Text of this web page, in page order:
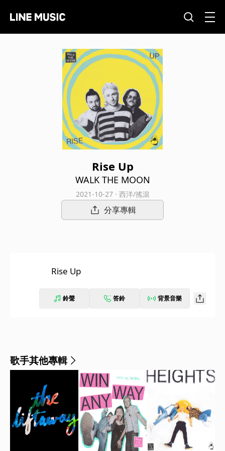
Rise Up
WALK THE MOON
2021-10-27 · 西洋/搖滾
分享專輯
Rise Up
鈴聲 答鈴 背景音樂
歌手其他專輯